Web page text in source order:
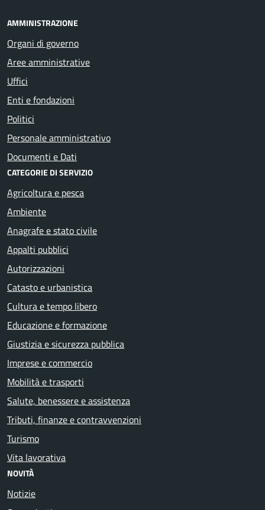
AMMINISTRAZIONE
Organi di governo
Aree amministrative
Uffici
Enti e fondazioni
Politici
Personale amministrativo
Documenti e Dati
CATEGORIE DI SERVIZIO
Agricoltura e pesca
Ambiente
Anagrafe e stato civile
Appalti pubblici
Autorizzazioni
Catasto e urbanistica
Cultura e tempo libero
Educazione e formazione
Giustizia e sicurezza pubblica
Imprese e commercio
Mobilità e trasporti
Salute, benessere e assistenza
Tributi, finanze e contravvenzioni
Turismo
Vita lavorativa
NOVITÀ
Notizie